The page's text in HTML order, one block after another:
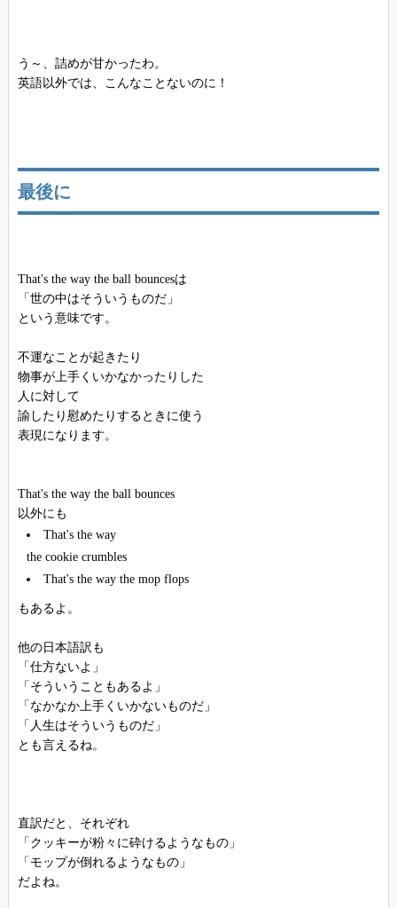
う～、詰めが甘かったわ。
英語以外では、こんなことないのに！
最後に
That's the way the ball bouncesは
「世の中はそういうものだ」
という意味です。
不運なことが起きたり
物事が上手くいかなかったりした
人に対して
諭したり慰めたりするときに使う
表現になります。
That's the way the ball bounces
以外にも
That's the way
the cookie crumbles
That's the way the mop flops
もあるよ。
他の日本語訳も
「仕方ないよ」
「そういうこともあるよ」
「なかなか上手くいかないものだ」
「人生はそういうものだ」
とも言えるね。
直訳だと、それぞれ
「クッキーが粉々に砕けるようなもの」
「モップが倒れるようなもの」
だよね。